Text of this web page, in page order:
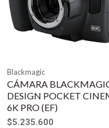
Blackmagic
CÁMARA
DESIGN POCKET
6K PRO (EF)
$5.235.600